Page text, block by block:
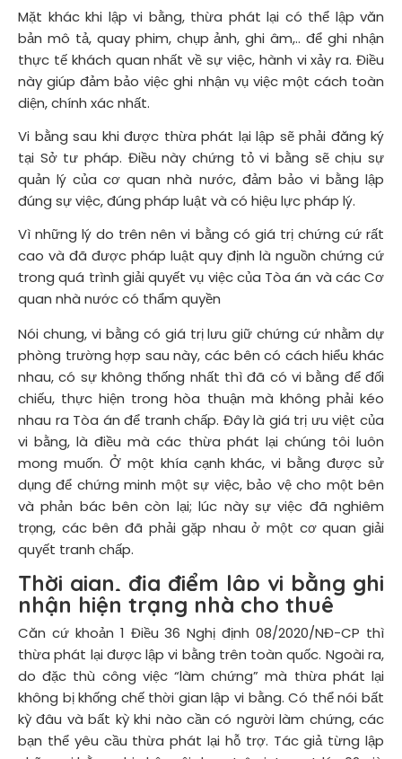
Mặt khác khi lập vi bằng, thừa phát lại có thể lập văn
bản mô tả, quay phim, chụp ảnh, ghi âm,.. để ghi nhận
thực tế khách quan nhất về sự việc, hành vi xảy ra. Điều
này giúp đảm bảo việc ghi nhận vụ việc một cách toàn
diện, chính xác nhất.
Vi bằng sau khi được thừa phát lại lập sẽ phải đăng ký
tại Sở tư pháp. Điều này chứng tỏ vi bằng sẽ chịu sự
quản lý của cơ quan nhà nước, đảm bảo vi bằng lập
đúng sự việc, đúng pháp luật và có hiệu lực pháp lý.
Vì những lý do trên nên vi bằng có giá trị chứng cứ rất
cao và đã được pháp luật quy định là nguồn chứng cứ
trong quá trình giải quyết vụ việc của Tòa án và các Cơ
quan nhà nước có thẩm quyền
Nói chung, vi bằng có giá trị lưu giữ chứng cứ nhằm dự
phòng trường hợp sau này, các bên có cách hiểu khác
nhau, có sự không thống nhất thì đã có vi bằng để đối
chiếu, thực hiện trong hòa thuận mà không phải kéo
nhau ra Tòa án để tranh chấp. Đây là giá trị ưu việt của
vi bằng, là điều mà các thừa phát lại chúng tôi luôn
mong muốn. Ở một khía cạnh khác, vi bằng được sử
dụng để chứng minh một sự việc, bảo vệ cho một bên
và phản bác bên còn lại; lúc này sự việc đã nghiêm
trọng, các bên đã phải gặp nhau ở một cơ quan giải
quyết tranh chấp.
Thời gian, địa điểm lập vi bằng ghi
nhận hiện trạng nhà cho thuê
Căn cứ khoản 1 Điều 36 Nghị định 08/2020/NĐ-CP thì
thừa phát lại được lập vi bằng trên toàn quốc. Ngoài ra,
do đặc thù công việc “làm chứng” mà thừa phát lại
không bị khống chế thời gian lập vi bằng. Có thể nói bất
kỳ đâu và bất kỳ khi nào cần có người làm chứng, các
bạn thể yêu cầu thừa phát lại hỗ trợ. Tác giả từng lập